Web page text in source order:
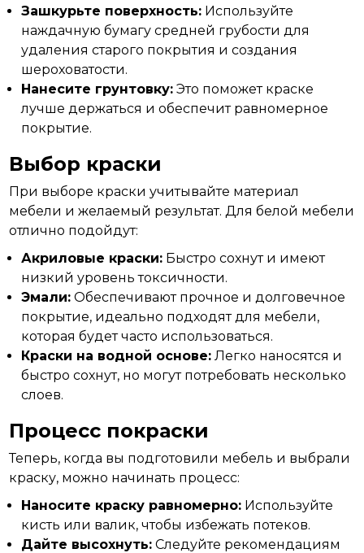
Зашкурьте поверхность: Используйте
наждачную бумагу средней грубости для
удаления старого покрытия и создания
шероховатости.
Нанесите грунтовку: Это поможет краске
лучше держаться и обеспечит равномерное
покрытие.
Выбор краски
При выборе краски учитывайте материал
мебели и желаемый результат. Для белой мебели
отлично подойдут:
Акриловые краски: Быстро сохнут и имеют
низкий уровень токсичности.
Эмали: Обеспечивают прочное и долговечное
покрытие, идеально подходят для мебели,
которая будет часто использоваться.
Краски на водной основе: Легко наносятся и
быстро сохнут, но могут потребовать несколько
слоев.
Процесс покраски
Теперь, когда вы подготовили мебель и выбрали
краску, можно начинать процесс:
Наносите краску равномерно: Используйте
кисть или валик, чтобы избежать потеков.
Дайте высохнуть: Следуйте рекомендациям